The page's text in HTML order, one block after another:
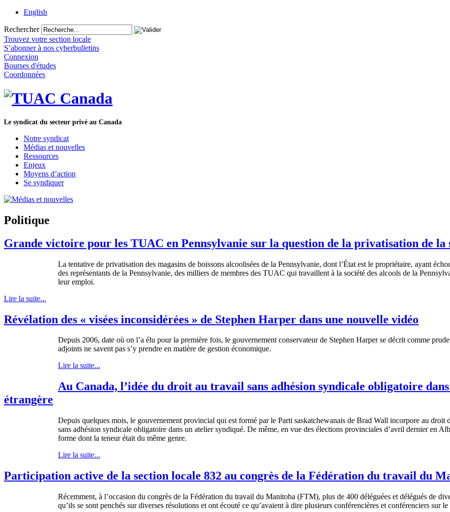
English
Rechercher
Trouvez votre section locale
S’abonner à nos cyberbulletins
Connexion
Bourses d'études
Coordonnées
Le syndicat du secteur privé au Canada
Notre syndicat
Médias et nouvelles
Ressources
Enjeux
Moyens d’action
Se syndiquer
Politique
Grande victoire pour les TUAC en Pennsylvanie sur la question de la privatisation de la
La tentative de privatisation des magasins de boissons alcoolisées de la Pennsylvanie, dont l’État est le propriétaire, ayant
des représentants de la Pennsylvanie, des milliers de membres des TUAC qui travaillent à la société des alcools de la
leur emploi.
Lire la suite...
Révélation des « visées inconsidérées » de Stephen Harper dans une nouvelle vidéo
Depuis 2006, date où on l’a élu pour la première fois, le gouvernement conservateurde Stephen Harper se décrit comme
adjoints ne saventpas s’y prendre en matière de gestion économique.
Lire la suite...
Au Canada, l’idée du droit au travail sans adhésion syndicale obligatoire
étrangère
Depuis quelques mois, le gouvernement provincial qui est formé par le Parti saskatchewanais de Brad Wall incorpore au droit
sans adhésion syndicale obligatoire dans un ateliersyndiqué. De même, en vue des élections provinciales d’avril dernier en
forme dont la teneur était du même genre.
Lire la suite...
Participation active de la section locale 832 au congrès de la Fédération du travail du
Récemment, à l’occasion du congrès de la Fédération du travail du Manitoba (FTM), plus de 400 déléguées et délégués de
qu’ils se sont penchés sur diverses résolutions et ont écouté ce qu’avaient à dire plusieurs conférencières et conférenciers surle